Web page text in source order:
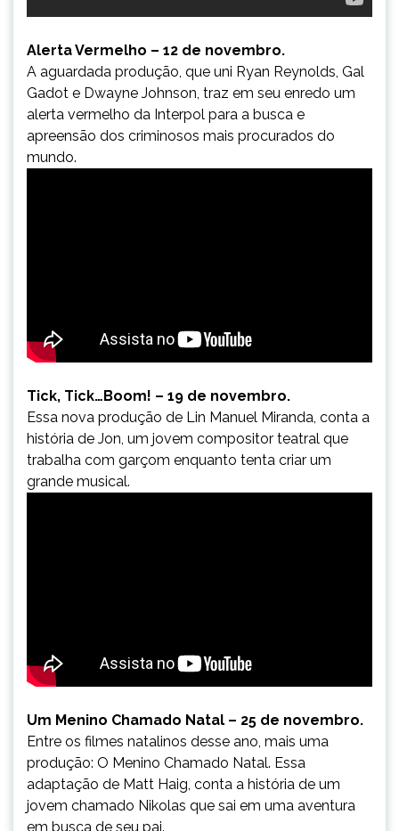
Alerta Vermelho – 12 de novembro.
A aguardada produção, que uni Ryan Reynolds, Gal
Gadot e Dwayne Johnson, traz em seu enredo um
alerta vermelho da Interpol para a busca e
apreensão dos criminosos mais procurados do
mundo.
Tick, Tick…Boom! – 19 de novembro.
Essa nova produção de Lin Manuel Miranda, conta a
história de Jon, um jovem compositor teatral que
trabalha com garçom enquanto tenta criar um
grande musical.
Um Menino Chamado Natal – 25 de novembro.
Entre os filmes natalinos desse ano, mais uma
produção: O Menino Chamado Natal. Essa
adaptação de Matt Haig, conta a história de um
jovem chamado Nikolas que sai em uma aventura
em busca de seu pai.